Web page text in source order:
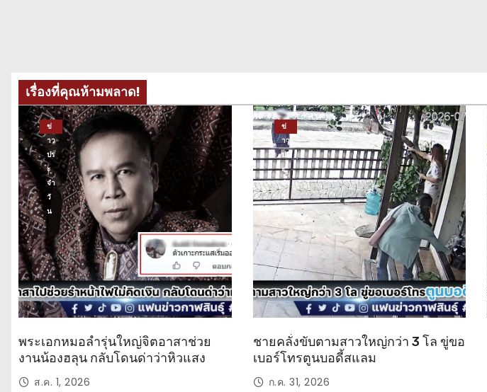
เรื่องที่คุณห้ามพลาด!
ข่
าว
ปร
ะ
จำ
วั
น
พระเอกหมอลำรุ่นใหญ่จิตอาสาช่วย
งานน้องฮลุน กลับโดนด่าว่าหิวแสง
ส.ค. 1, 2026
ข่
าว
ปร
ะ
จำ
วั
ชายคลั่งขับตามสาวใหญ่กว่า 3 โล ขู่ขอ
เบอร์โทรตูนบอดี้สแลม
ก.ค. 31, 2026